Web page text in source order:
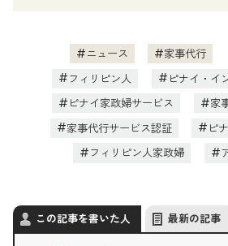
ニュース 家事代行
フィリピン人
ピナイ・イ
ピナイ家政婦サービス
家
家事代行サービス認証
ピ
フィリピン人家政婦
この記事を書いた人 最新の記事